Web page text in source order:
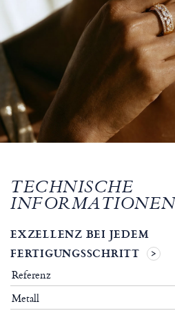
TECHNISCHE
EXZELLENZ BEI JEDEM
FERTIGUNGSSCHRITT
Referenz
Metall